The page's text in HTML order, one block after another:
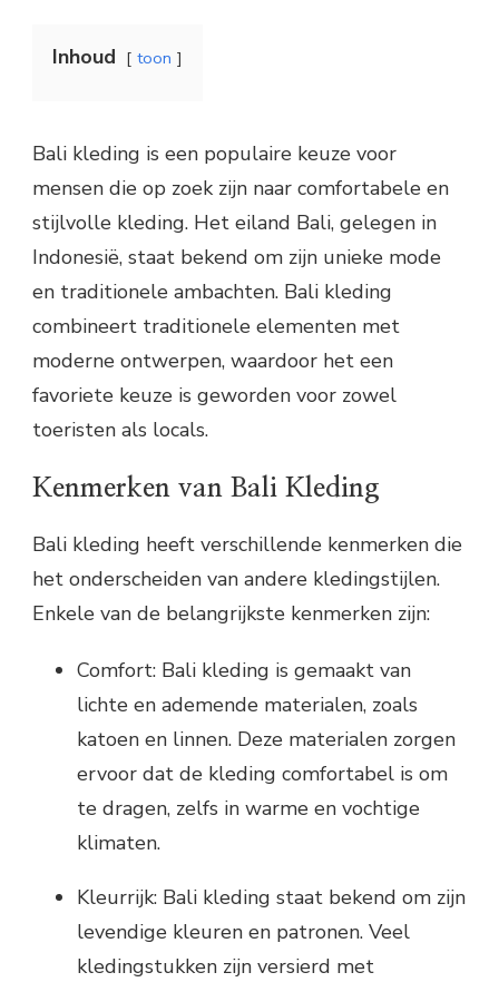
Inhoud toon
Bali kleding is een populaire keuze voor
mensen die op zoek zijn naar comfortabele en
stijlvolle kleding. Het eiland Bali, gelegen in
Indonesië, staat bekend om zijn unieke mode
en traditionele ambachten. Bali kleding
combineert traditionele elementen met
moderne ontwerpen, waardoor het een
favoriete keuze is geworden voor zowel
toeristen als locals.
Kenmerken van Bali Kleding
Bali kleding heeft verschillende kenmerken die
het onderscheiden van andere kledingstijlen.
Enkele van de belangrijkste kenmerken zijn:
Comfort: Bali kleding is gemaakt van
lichte en ademende materialen, zoals
katoen en linnen. Deze materialen zorgen
ervoor dat de kleding comfortabel is om
te dragen, zelfs in warme en vochtige
klimaten.
Kleurrijk: Bali kleding staat bekend om zijn
levendige kleuren en patronen. Veel
kledingstukken zijn versierd met